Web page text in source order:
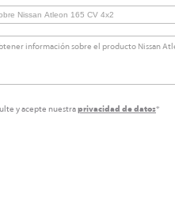
y acepte nuestraprivacidad de datos*